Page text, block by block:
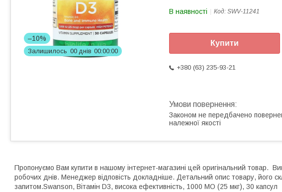
–10%
Залишилось 00 днів 00 00 00
В наявності Код: SWV-11241
Купити
+380 (63) 235-93-21
Законом не передбачено
належної якості
Пропонуємо Вам купити в нашому інтернет-магазині цей оригінальний товар.
робочих днів. Менеджер відповість докладніше. Детальний опис товару, його
запитом.Swanson, Вітамін D3, висока ефективність, 1000 МО (25 мкг), 30 капсул